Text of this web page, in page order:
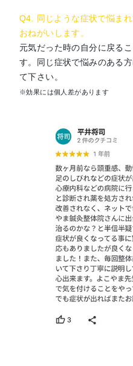
Q4. 同じような症状で悩ま
おねがいします。
元気だった時の自分に戻る
す。同じ症状で悩みのある
て下さい。
※効果には個人差があります